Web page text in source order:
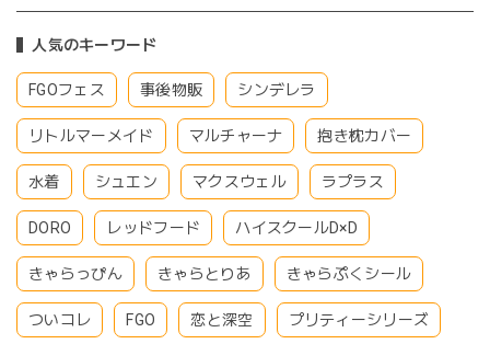
人気のキーワード
FGOフェス 事後物販 シンデレラ
リトルマーメイド マルチャーナ 抱き枕カバー
水着 シュエン マクスウェル ラプラス
DORO レッドフード ハイスクールD×D
きゃらっぴん きゃらとりあ きゃらぷくシール
ついコレ FGO 恋と深空 プリティーシリーズ